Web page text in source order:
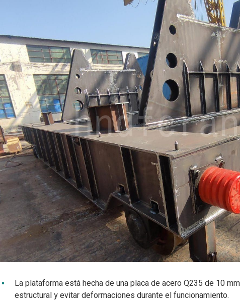
La plataforma está hecha de una placa de acero Q235 de 10
estructural y evitar deformaciones durante el funcionamiento.